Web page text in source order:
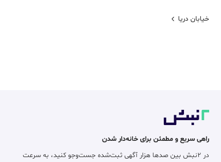
خیابان دریا
راهی سریع و مطمئن برای خانه‌دار شدن
در ۲نبش بین صدها هزار آگهی ثبت‌شده جست‌وجو کنید، به سرعت